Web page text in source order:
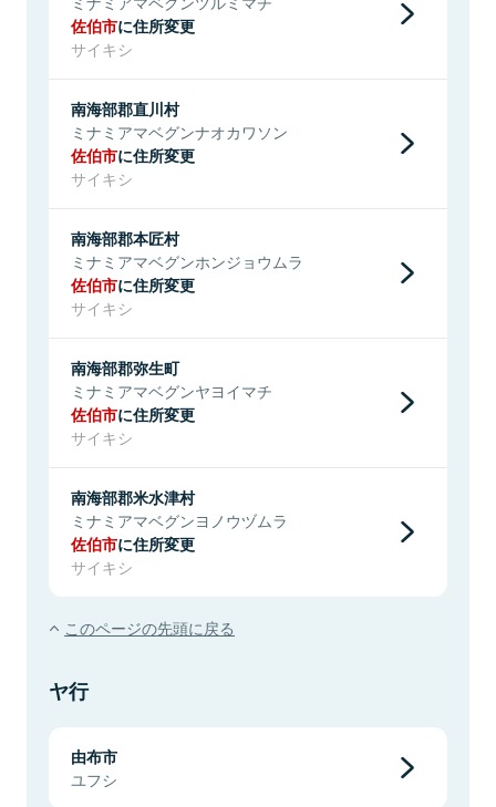
佐伯市に住所変更
サイキシ
南海部郡直川村
ミナミアマベグンナオカワソン
佐伯市に住所変更
サイキシ
南海部郡本匠村
ミナミアマベグンホンジョウムラ
佐伯市に住所変更
サイキシ
南海部郡弥生町
ミナミアマベグンヤヨイマチ
佐伯市に住所変更
サイキシ
南海部郡米水津村
ミナミアマベグンヨノウヅムラ
佐伯市に住所変更
サイキシ
このページの先頭に戻る
ヤ行
由布市
ユフシ